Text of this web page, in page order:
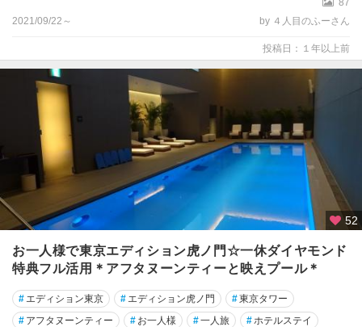
87
2021/09/22～
by ４人目のふーさん
投稿日：１年以上前
52
お一人様で東京エディション虎ノ門☆一休ダイヤモンド
特典フル活用＊アフタヌーンティーと映えプール＊
# エディション東京 # エディション虎ノ門 #東京タワー
# アフタヌーンティー # お一人様 #一人旅 #ホテルステイ